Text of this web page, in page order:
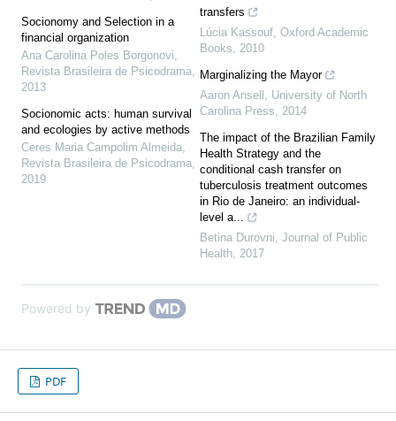
Socionomy and Selection in a
financial organization
Ana Carolina Poles Borgonovi,
Revista Brasileira de Psicodrama,
2013
Socionomic acts: human survival
and ecologies by active methods
Ceres Maria Campolim Almeida,
Revista Brasileira de Psicodrama,
2019
transfers
Lúcia Kassouf, Oxford Academic
Books, 2010
Marginalizing the Mayor
Aaron Ansell , University of North
Carolina Press, 2014
The impact of the Brazilian Family
Health Strategy and the
conditional cash transfer on
tuberculosis treatment outcomes
in Rio de Janeiro: an individual-
level a...
Betina Durovni, Journal of Public
Health, 2017
Powered by
PDF